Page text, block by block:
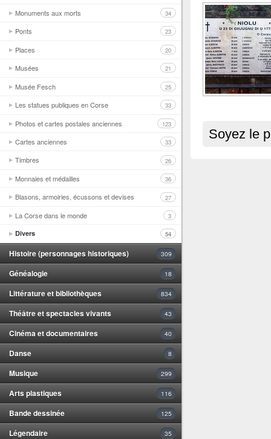
Monuments aux morts 34
Ponts 23
Places 20
Musées 21
Musée Fesch 25
Les statues publiques en Corse 33
Photos et cartes postales anciennes 123
Cartes anciennes 33
Timbres 26
Monnaies et médailles 36
Blasons, armoiries, écussons et devises 27
La Corse dans le monde 3
Divers 54
Histoire (personnages historiques) 309
Généalogie 18
Littérature et bibliothèques 834
Théâtre et spectacles vivants 43
Cinéma et documentaires 40
Danse 8
Musique 299
Arts plastiques 116
Bande dessinée 125
Légendaire 35
Soyez le